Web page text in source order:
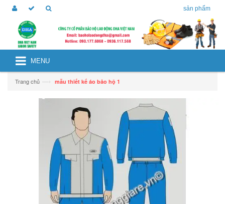
sản phẩm
MENU
Trang chủ —› mẫu thiết kế áo bảo hộ 1